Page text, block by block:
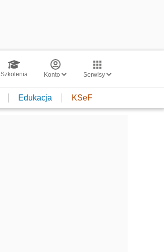
Szkolenia Konto Serwisy
Edukacja KSeF